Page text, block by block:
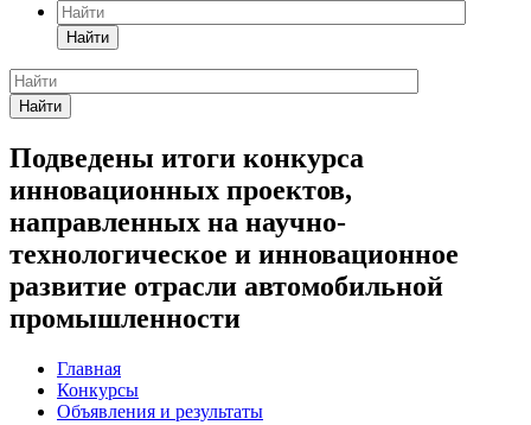
Найти
Найти
Подведены итоги конкурса
инновационных проектов,
направленных на научно-
технологическое и инновационное
развитие отрасли автомобильной
промышленности
Главная
Конкурсы
Объявления и результаты